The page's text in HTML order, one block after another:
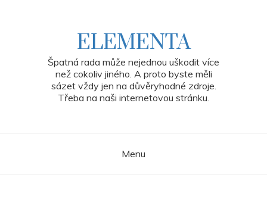
ELEMENTA
Špatná rada může nejednou uškodit více
než cokoliv jiného. A proto byste měli
sázet vždy jen na důvěryhodné zdroje.
Třeba na naši internetovou stránku.
Menu